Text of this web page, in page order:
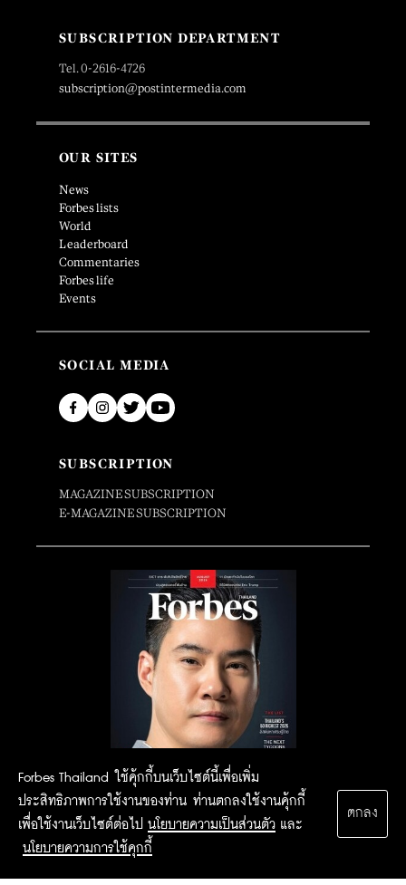
Forbes Thailand ใช้คุ้กกี้บนเว็บไซต์นี้เพื่อเพิ่ม
ประสิทธิภาพการใช้งานของท่าน ท่านตกลงใช้งานคุ้กกี้
เพื่อใช้งานเว็บไซต์ต่อไป นโยบายความเป็นส่วนตัว และ
นโยบายความการใช้คุกกี้
ตกลง
SUBSCRIPTION DEPARTMENT
Tel. 0-2616-4726
subscription@postintermedia.com
OUR SITES
News
Forbes lists
World
Leaderboard
Commentaries
Forbes life
Events
SOCIAL MEDIA
SUBSCRIPTION
MAGAZINE SUBSCRIPTION
E-MAGAZINE SUBSCRIPTION
2015 Forbesthailand.com ALL RIGHTS RESERVED